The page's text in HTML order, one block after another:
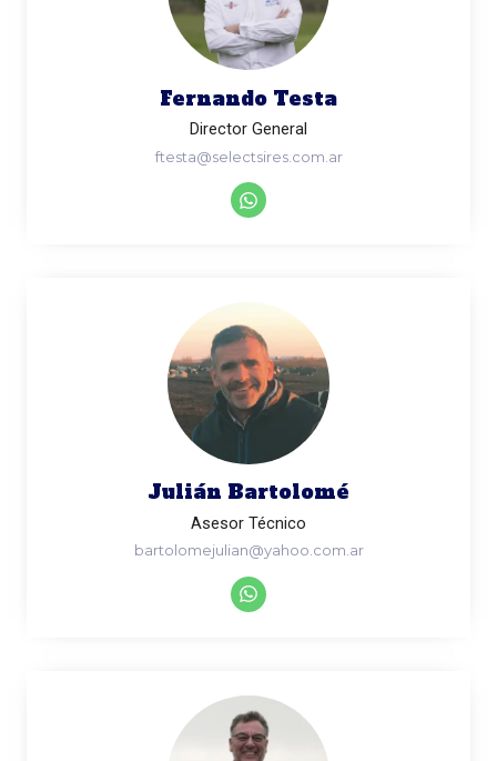
Fernando Testa
Director General
ftesta@selectsires.com.ar
Julián Bartolomé
Asesor Técnico
bartolomejulian@yahoo.com.ar